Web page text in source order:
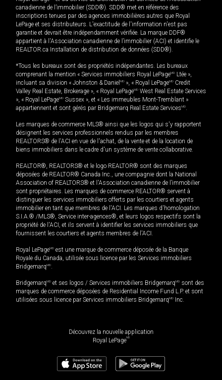
canadienne de l’immobilier (SDD®). SDD® met en référence des
inscriptions tenues par des agences immobilières autres que Royal
LePage et ses distributeurs. L'exactitude de l'information n'est pas
garantie et devrait être indépendamment vérifiée. La marque DDF®
appartient à l'Association canadienne de l’immobilier (ACI) et identifie le
REALTOR.ca Installation de distribution de données (SDD®).
*Tous les bureaux sont des propriétés indépendantes. Les bureaux
comprenant la mention « Services immobiliers Royal LePageMD Ltée »,
incluant sa division « Johnston & Daniel MD », « Royal LePageMD Credit
Valley Real Estate, Brokerage », « Royal LePageMD West Real Estate Services
», « Royal LePageMD Sussex », et « Les immeubles Mont-Tremblant »
appartiennent et sont gérés par Bridgemarq Real Estate ServicesMD
Les marques de commerce MLS® ainsi que les logos qui s'y rapportent
désignent les services professionnels rendus par les membres
REALTORS® de l'ACI en vue de l'achat, de la vente et de la location de
biens immobiliers dans le cadre d'un système de vente collaborative.
REALTOR®, REALTORS® et le logo REALTOR® sont des marques
déposées de REALTOR® Canada Inc., une compagnie dont la National
Association of REALTORS® et l'Association canadienne de l’immobilier
sont propriétaires. Les marques de commerce REALTOR® servent à
distinguer les services immobiliers offerts par les courtiers et agents
immobilier en tant que membres de l'ACI. Les marques d'homologation
S.I.A.® /MLS®, Service inter-agences®, et leurs logos respectifs sont la
propriété de l'ACI, et ils servent à identifier les services immobiliers que
fournissent les courtiers et agents membres de l'ACI.
Royal LePageMD est une marque de commerce déposée de la Banque
Royale du Canada, utilisée sous licence par les Services immobiliers
BridgemarqMD
BridgemarqMD et ses logos / Services immobiliers BridgemarqMD sont des
marques de commerce déposées de Residential Income Fund L.P. et sont
utilisées sous licence par Services immobiliers BridgemarqMD Inc.
Découvrez la nouvelle application
Royal LePageMD